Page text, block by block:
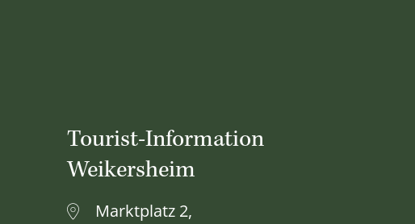
Tourist-Information
Weikersheim
Marktplatz 2,